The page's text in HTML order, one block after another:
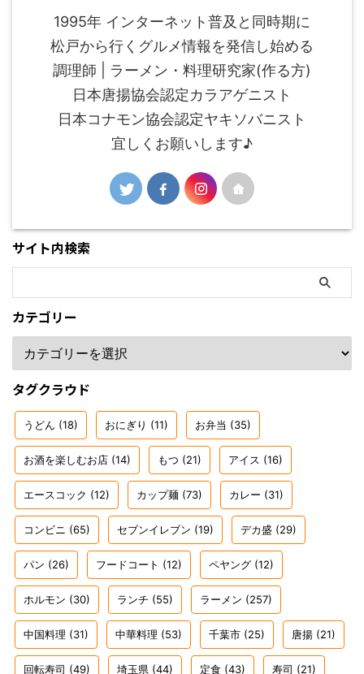
1995年 インターネット普及と同時期に
松戸から行くグルメ情報を発信し始める
調理師 | ラーメン・料理研究家(作る方)
日本唐揚協会認定カラアゲニスト
日本コナモン協会認定ヤキソバニスト
宜しくお願いします♪
サイト内検索
カテゴリー
タグクラウド
うどん (18) おにぎり (11) お弁当 (35)
お酒を楽しむお店 (14) もつ (21) アイス (16)
エースコック (12) カップ麺 (73) カレー (31)
コンビニ (65) セブンイレブン (19) デカ盛 (29)
パン (26) フードコート (12) ペヤング (12)
ホルモン (30) ランチ (55) ラーメン (257)
中国料理 (31) 中華料理 (53) 千葉市 (25) 唐揚 (21)
回転寿司 (49) 埼玉県 (44) 定食 (43) 寿司 (21)